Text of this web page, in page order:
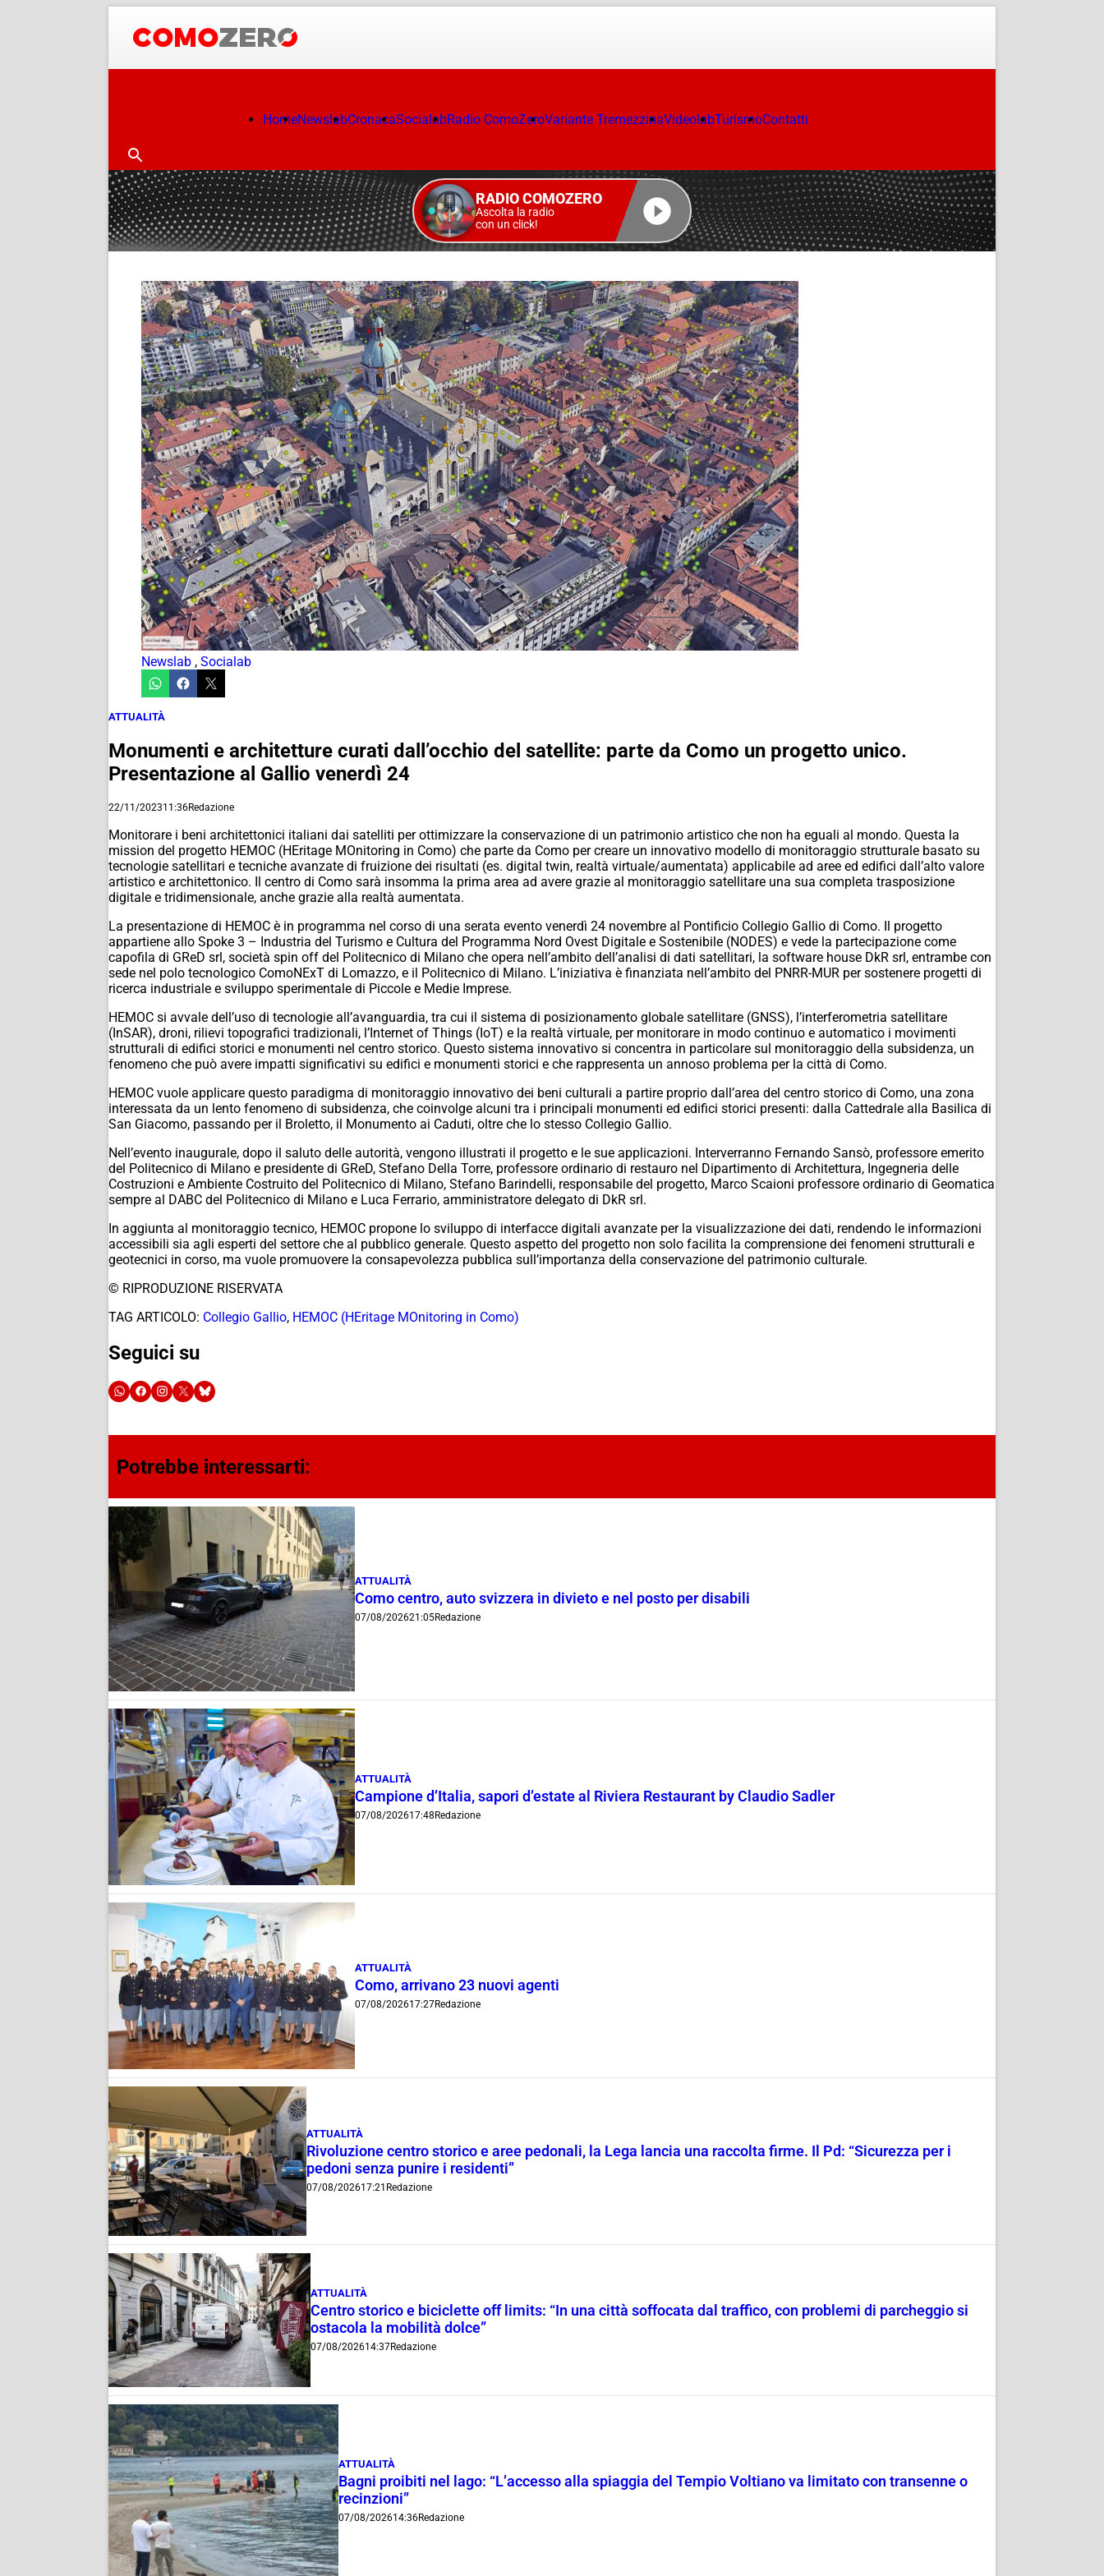
HomeNewslabCronacaSocialabRadio ComoZeroVariante TremezzinaVideolabTurismoContatti
RADIO COMOZERO
Ascolta la radio
con un click!
Newslab , Socialab
ATTUALITÀ
Monumenti e architetture curati dall’occhio del satellite: parte da Como un progetto unico.
Presentazione al Gallio venerdì 24
22/11/202311:36Redazione
Monitorare i beni architettonici italiani dai satelliti per ottimizzare la conservazione di un patrimonio artistico che non ha eguali al mondo. Questa la
mission del progetto HEMOC (HEritage MOnitoring in Como) che parte da Como per creare un innovativo modello di monitoraggio strutturale basato su
tecnologie satellitari e tecniche avanzate di fruizione dei risultati (es. digital twin, realtà virtuale/aumentata) applicabile ad aree ed edifici dall’alto valore
artistico e architettonico. Il centro di Como sarà insomma la prima area ad avere grazie al monitoraggio satellitare una sua completa trasposizione
digitale e tridimensionale, anche grazie alla realtà aumentata.
La presentazione di HEMOC è in programma nel corso di una serata evento venerdì 24 novembre al Pontificio Collegio Gallio di Como. Il progetto
appartiene allo Spoke 3 – Industria del Turismo e Cultura del Programma Nord Ovest Digitale e Sostenibile (NODES) e vede la partecipazione come
capofila di GReD srl, società spin off del Politecnico di Milano che opera nell’ambito dell’analisi di dati satellitari, la software house DkR srl, entrambe con
sede nel polo tecnologico ComoNExT di Lomazzo, e il Politecnico di Milano. L’iniziativa è finanziata nell’ambito del PNRR-MUR per sostenere progetti di
ricerca industriale e sviluppo sperimentale di Piccole e Medie Imprese.
HEMOC si avvale dell’uso di tecnologie all’avanguardia, tra cui il sistema di posizionamento globale satellitare (GNSS), l’interferometria satellitare
(InSAR), droni, rilievi topografici tradizionali, l’Internet of Things (IoT) e la realtà virtuale, per monitorare in modo continuo e automatico i movimenti
strutturali di edifici storici e monumenti nel centro storico. Questo sistema innovativo si concentra in particolare sul monitoraggio della subsidenza, un
fenomeno che può avere impatti significativi su edifici e monumenti storici e che rappresenta un annoso problema per la città di Como.
HEMOC vuole applicare questo paradigma di monitoraggio innovativo dei beni culturali a partire proprio dall’area del centro storico di Como, una zona
interessata da un lento fenomeno di subsidenza, che coinvolge alcuni tra i principali monumenti ed edifici storici presenti: dalla Cattedrale alla Basilica di
San Giacomo, passando per il Broletto, il Monumento ai Caduti, oltre che lo stesso Collegio Gallio.
Nell’evento inaugurale, dopo il saluto delle autorità, vengono illustrati il progetto e le sue applicazioni. Interverranno Fernando Sansò, professore emerito
del Politecnico di Milano e presidente di GReD, Stefano Della Torre, professore ordinario di restauro nel Dipartimento di Architettura, Ingegneria delle
Costruzioni e Ambiente Costruito del Politecnico di Milano, Stefano Barindelli, responsabile del progetto, Marco Scaioni professore ordinario di Geomatica
sempre al DABC del Politecnico di Milano e Luca Ferrario, amministratore delegato di DkR srl.
In aggiunta al monitoraggio tecnico, HEMOC propone lo sviluppo di interfacce digitali avanzate per la visualizzazione dei dati, rendendo le informazioni
accessibili sia agli esperti del settore che al pubblico generale. Questo aspetto del progetto non solo facilita la comprensione dei fenomeni strutturali e
geotecnici in corso, ma vuole promuovere la consapevolezza pubblica sull’importanza della conservazione del patrimonio culturale.
© RIPRODUZIONE RISERVATA
TAG ARTICOLO: Collegio Gallio, HEMOC (HEritage MOnitoring in Como)
Seguici su
Potrebbe interessarti:
ATTUALITÀ
Como centro, auto svizzera in divieto e nel posto per disabili
07/08/202621:05Redazione
ATTUALITÀ
Campione d’Italia, sapori d’estate al Riviera Restaurant by Claudio Sadler
07/08/202617:48 Redazione
ATTUALITÀ
Como, arrivano 23 nuovi agenti
07/08/202617:27Redazione
ATTUALITÀ
Rivoluzione centro storico e aree pedonali, la Lega lancia una raccolta firme. Il Pd: “Sicurezza per i
pedoni senza punire i residenti”
07/08/202617:21 Redazione
ATTUALITÀ
Centro storico e biciclette off limits: “In una città soffocata dal traffico, con problemi di parcheggio si
ostacola la mobilità dolce”
07/08/202614:37Redazione
ATTUALITÀ
Bagni proibiti nel lago: “L’accesso alla spiaggia del Tempio Voltiano va limitato con transenne o
recinzioni”
07/08/202614:36Redazione